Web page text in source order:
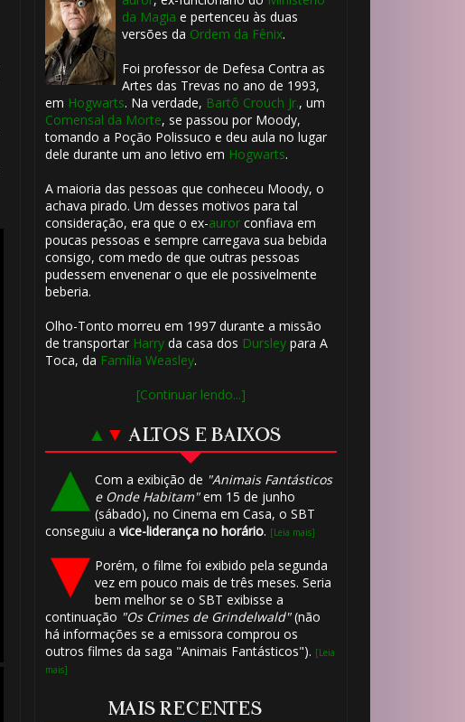
da Magia e pertenceu às duas
versões da Ordem da Fênix.
Foi professor de Defesa Contra as
Artes das Trevas no ano de 1993,
em Hogwarts. Na verdade, Bartô Crouch Jr., um
Comensal da Morte, se passou por Moody,
tomando a Poção Polissuco e deu aula no lugar
dele durante um ano letivo em Hogwarts.
A maioria das pessoas que conheceu Moody, o
achava pirado. Um desses motivos para tal
consideração, era que o ex-aurorconfiava em
poucas pessoas e sempre carregava sua bebida
consigo, com medo de que outras pessoas
pudessem envenenar o que ele possivelmente
beberia.
Olho-Tonto morreu em 1997 durante a missão
de transportar Harryda casa dos Dursleypara A
Toca, da Família Weasley.
[Continuar lendo...]
▲ ▼ ALTOS E BAIXOS
Com a exibição de "Animais Fantásticos
e Onde Habitam"em 15 de junho
(sábado), no Cinema em Casa, o SBT
conseguiu a vice-liderança no horário. [Leia mais]
Porém, o filme foi exibido pela segunda
vez em pouco mais de três meses. Seria
bem melhor se o SBT exibisse a
continuação "Os Crimes de Grindelwald"(não
há informações se a emissora comprou os
outros filmes da saga "Animais Fantásticos"). [Leia
mais]
MAIS RECENTES